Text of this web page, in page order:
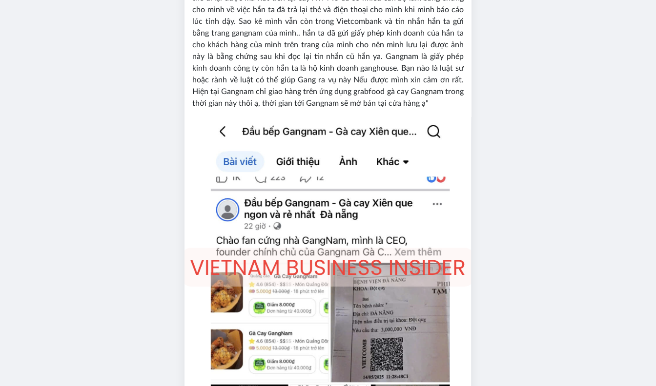
cho mình về việc hắn ta đã trả lại thẻ và điện thoại cho mình khi mình báo cáo
lúc tỉnh dậy. Sao kê mình vẫn còn trong Vietcombank và tin nhắn hắn ta gửi
bằng trang gangnam của mình.. hắn ta đã gửi giấy phép kinh doanh của hắn ta
cho khách hàng của mình trên trang của mình cho nên mình lưu lại được ảnh
này là bằng chứng sau khi đọc lại tin nhắn cũ hắn ya. Gangnam là giấy phép
kinh doanh công ty còn hắn ta là hộ kinh doanh ganghouse. Bạn nào là luật sư
hoặc rành về luật có thể giúp Gang ra vụ này Nếu được mình xin cảm ơn rất.
Hiện tại Gangnam chỉ giao hàng trên ứng dụng grabfood gà cay Gangnam trong
thời gian này thôi ạ, thời gian tới Gangnam sẽ mở bán tại cửa hàng ạ"